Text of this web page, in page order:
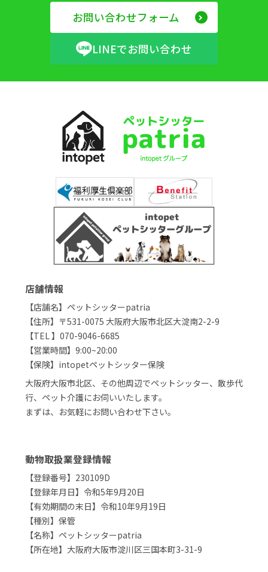
お問い合わせフォーム
LINEでお問い合わせ
店舗情報
【店舗名】ペットシッターpatria
【住所】〒531-0075 大阪府大阪市北区大淀南2-2-9
【TEL 】070-9046-6685
【営業時間】9:00~20:00
【保険】intopetペットシッター保険
大阪府大阪市北区、その他周辺でペットシッター、散歩代
行、ペット介護にお伺いいたします。
まずは、お気軽にお問い合わせ下さい。
動物取扱業登録情報
【登録番号】230109D
【登録年月日】令和5年9月20日
【有効期間の末日】令和10年9月19日
【種別】保管
【名称】ペットシッターpatria
【所在地】大阪府大阪市淀川区三国本町3-31-9